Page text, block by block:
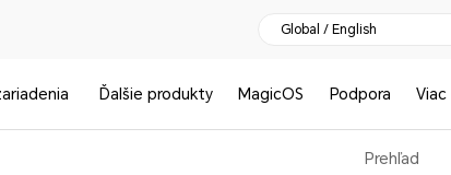
Global / English
Ďalšie produkty MagicOS Podpora Viac
Prehľad